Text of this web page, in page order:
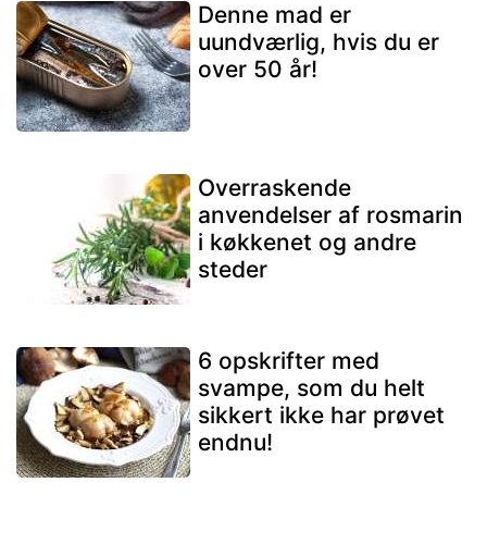
Denne mad er
uundværlig, hvis du er
over 50 år!
Overraskende
anvendelser af rosmarin
i køkkenet og andre
steder
6 opskrifter med
svampe, som du helt
sikkert ikke har prøvet
endnu!